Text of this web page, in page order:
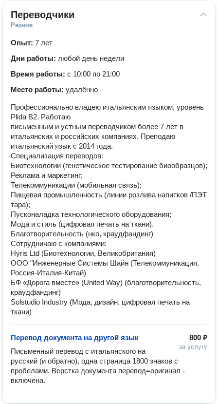
Переводчики
Разное
Опыт: 7 лет
Дни работы: любой день недели
Время работы: с 10:00 по 21:00
Место работы: удалённо
Профессионально владею итальянским языком, уровень
Plida B2. Работаю
письменным и устным переводчиком более 7 лет в
итальянских и российских компаниях. Преподаю
итальянский язык с 2014 года.
Специализация переводов:
Биотехнологии (генетическое тестирование биообразцов);
Реклама и маркетинг;
Телекоммуникации (мобильная связь);
Пищевая промышленность (линии розлива напитков /ПЭТ
тара);
Пусконаладка технологического оборудования;
Мода и стиль (цифровая печать на ткани).
Благотворительность (нко, краудфандинг)
Сотрудничаю с компаниями:
Hyris Ltd (Биотехнологии, Великобритания)
ООО "Инженерные Системы Шайн (Телекоммуникация,
Россия-Италия-Китай)
БФ «Дорога вместе» (United Way) (благотворительность,
краудфандинг)
Solstudio Industry (Мода, дизайн, цифровая печать на
ткани)
800 ₽
за услугу
Перевод документа на другой язык
Письменный перевод с итальянского на
русский (и обратно), одна страница 1800 знаков с
пробелами. Верстка документа перевод=оригинал -
включена.